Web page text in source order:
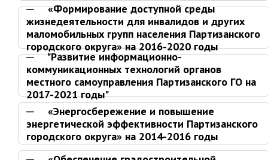
Об управлении экономики и
собственности
Отдел экономики
Труд
Специалисты по вопросам
потребительского рынка
Отдел имущественных
отношений
Об отделе имущественных
отношений
«Формирование доступной среды
жизнедеятельности для инвалидов и других
маломобильных групп населения Партизанского
городского округа» на 2016-2020 годы
"Развитие информационно-
коммуникационных технологий органов
местного самоуправления Партизанского ГО на
2017-2021 годы"
«Энергосбережение и повышение
энергетической эффективности Партизанского
городского округа» на 2014-2016 годы